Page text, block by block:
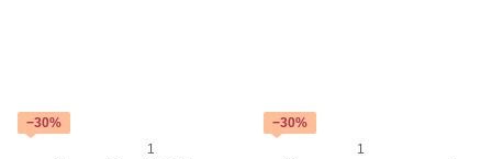
−30%
1
−30%
1